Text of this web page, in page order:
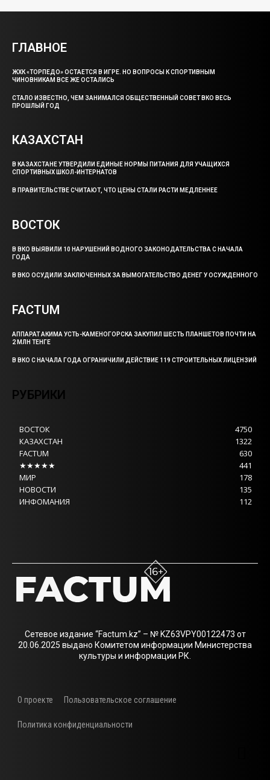
ГЛАВНОЕ
ЖХК «ТОРПЕДО» ОСТАЕТСЯ В ИГРЕ. НО ВОПРОСЫ К СПОРТИВНЫМ
ЧИНОВНИКАМ ВСЕ ЖЕ ОСТАЛИСЬ
СТАЛО ИЗВЕСТНО, ЧЕМ ЗАНИМАЛСЯ ОБЩЕСТВЕННЫЙ СОВЕТ ВКО ВЕСЬ
ПРОШЛЫЙ ГОД
КАЗАХСТАН
В КАЗАХСТАНЕ УТВЕРДИЛИ ЕДИНЫЕ НОРМЫ ПИТАНИЯ ДЛЯ УЧАЩИХСЯ
СПОРТИВНЫХ ШКОЛ-ИНТЕРНАТОВ
В ПРАВИТЕЛЬСТВЕ СЧИТАЮТ, ЧТО ЦЕНЫ СТАЛИ РАСТИ МЕДЛЕННЕЕ
ВОСТОК
В ВКО ВЫЯВИЛИ 10 НАРУШЕНИЙ ВОДНОГО ЗАКОНОДАТЕЛЬСТВА С НАЧАЛА
ГОДА
В ВКО ОСУДИЛИ ЗАКЛЮЧЕННЫХ ЗА ВЫМОГАТЕЛЬСТВО ДЕНЕГ У ОСУЖДЕННОГО
FACTUM
АППАРАТ АКИМА УСТЬ-КАМЕНОГОРСКА ЗАКУПИЛ ШЕСТЬ ПЛАНШЕТОВ ПОЧТИ НА
2 МЛН ТЕНГЕ
В ВКО С НАЧАЛА ГОДА ОГРАНИЧИЛИ ДЕЙСТВИЕ 119 СТРОИТЕЛЬНЫХ ЛИЦЕНЗИЙ
РУБРИКИ
ВОСТОК
4750
КАЗАХСТАН
1322
FACTUM
630
★★★★★
441
МИР
178
НОВОСТИ
135
ИНФОМАНИЯ
112
Сетевое издание “Factum.kz” – № KZ63VPY00122473 от
20.06.2025 выдано Комитетом информации Министерства
культуры и информации РК.
О проекте Пользовательское соглашение
Политика конфиденциальности